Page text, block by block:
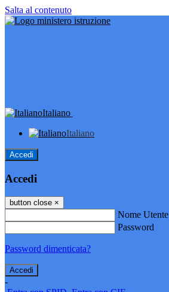
Salta al contenuto
Italiano
Italiano
Accedi
Accedi
button close ×
Nome Utente
Password
Password dimenticata?
-